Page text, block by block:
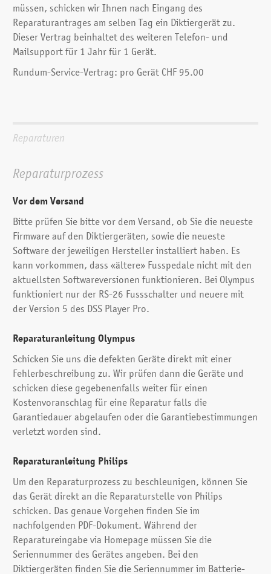
müssen, schicken wir Ihnen nach Eingang des
Reparaturantrages am selben Tag ein Diktiergerät zu.
Dieser Vertrag beinhaltet des weiteren Telefon- und
Mailsupport für 1 Jahr für 1 Gerät.
Rundum-Service-Vertrag: pro Gerät CHF 95.00
Reparaturen
Reparaturprozess
Vor dem Versand
Bitte prüfen Sie bitte vor dem Versand, ob Sie die neueste
Firmware auf den Diktiergeräten, sowie die neueste
Software der jeweiligen Hersteller installiert haben. Es
kann vorkommen, dass «ältere» Fusspedale nicht mit den
aktuellsten Softwareversionen funktionieren. Bei Olympus
funktioniert nur der RS-26 Fussschalter und neuere mit
der Version 5 des DSS Player Pro.
Reparaturanleitung Olympus
Schicken Sie uns die defekten Geräte direkt mit einer
Fehlerbeschreibung zu. Wir prüfen dann die Geräte und
schicken diese gegebenenfalls weiter für einen
Kostenvoranschlag für eine Reparatur falls die
Garantiedauer abgelaufen oder die Garantie­bestimmungen
verletzt worden sind.
Reparaturanleitung Philips
Um den Reparaturprozess zu beschleunigen, können Sie
das Gerät direkt an die Reparaturstelle von Philips
schicken. Das genaue Vorgehen finden Sie im
nachfolgenden PDF-Dokument. Während der
Reparatureingabe via Homepage müssen Sie die
Seriennummer des Gerätes angeben. Bei den
Diktiergeräten finden Sie die Seriennummer im Batterie­